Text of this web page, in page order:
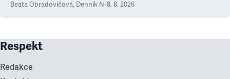
Beáta Obradovičová, Denník N•8. 8. 2026
Respekt
Redakce